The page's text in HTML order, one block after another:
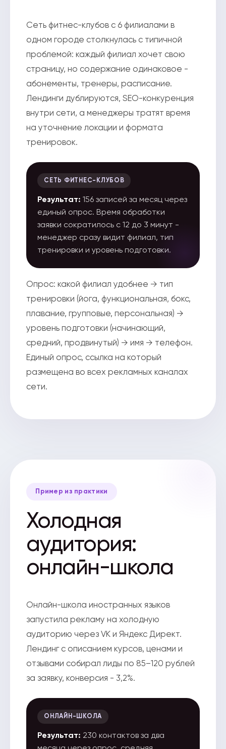
Сеть фитнес-клубов с 6 филиалами в
одном городе столкнулась с типичной
проблемой: каждый филиал хочет свою
страницу, но содержание одинаковое -
абонементы, тренеры, расписание.
Лендинги дублируются, SEO-конкуренция
внутри сети, а менеджеры тратят время
на уточнение локации и формата
тренировок.
СЕТЬ ФИТНЕС-КЛУБОВ
Результат: 156 записей за месяц через
единый опрос. Время обработки
заявки сократилось с 12 до 3 минут -
менеджер сразу видит филиал, тип
тренировки и уровень подготовки.
Опрос: какой филиал удобнее → тип
тренировки (йога, функциональная, бокс,
плавание, групповые, персональная) →
уровень подготовки (начинающий,
средний, продвинутый) → имя → телефон.
Единый опрос, ссылка на который
размещена во всех рекламных каналах
сети.
Пример из практики
Холодная
аудитория:
онлайн-школа
Онлайн-школа иностранных языков
запустила рекламу на холодную
аудиторию через VK и Яндекс Директ.
Лендинг с описанием курсов, ценами и
отзывами собирал лиды по 85–120 рублей
за заявку, конверсия - 3,2%.
ОНЛАЙН-ШКОЛА
Результат: 230 контактов за два